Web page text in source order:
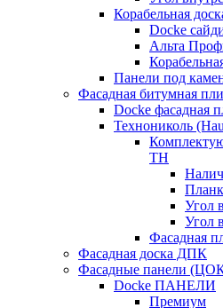
Корабельная
Docke
Альта
Панели под
Фасадная битумная
Docke фасадная
Технониколь
ТН
Угол
Угол
Фасадная
Фасадная доска ДПК
Фасадные панели
Docke ПАНЕЛИ
Премиум